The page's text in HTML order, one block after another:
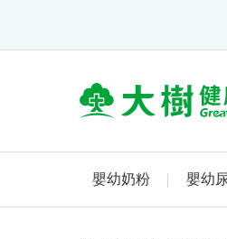
嬰幼奶粉 嬰幼